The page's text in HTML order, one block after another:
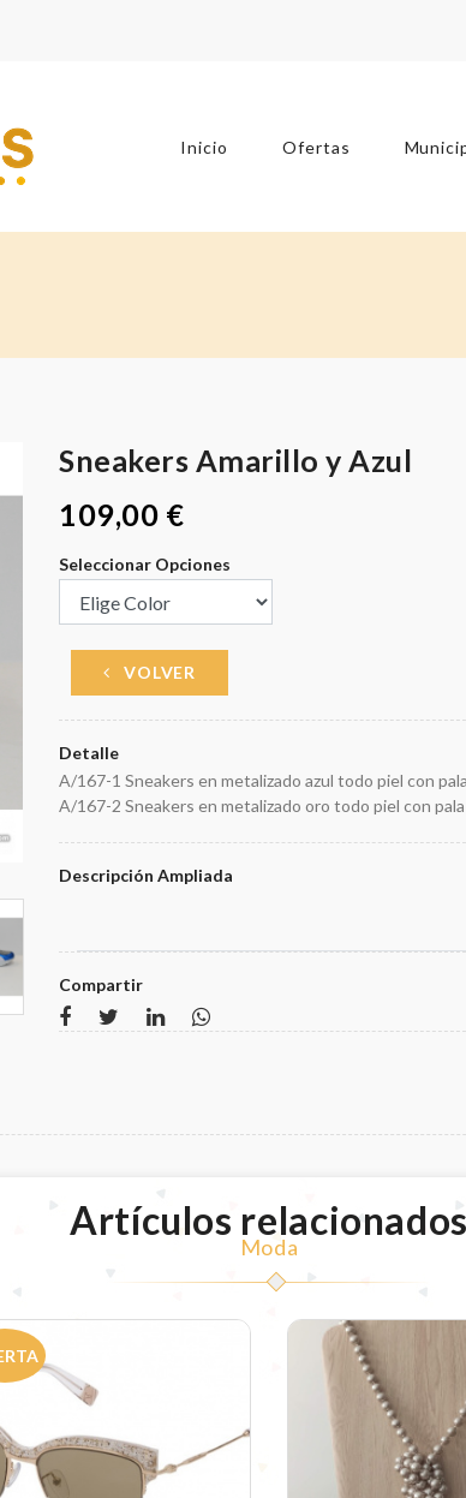
Inicio Ofertas
Sneakers Amarillo y Azul
109,00 €
Seleccionar Opciones
VOLVER
Detalle
A/167-1 Sneakers en metalizado azul todo piel con
A/167-2 Sneakers en metalizado oro todo piel con
Descripción Ampliada
Compartir
Artículos relacionados
Moda